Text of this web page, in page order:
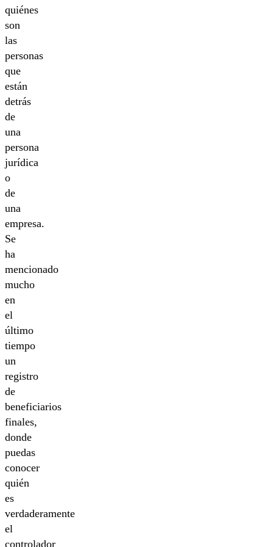
quiénes
son
las
personas
que
están
detrás
de
una
persona
jurídica
o
de
una
empresa.
Se
ha
mencionado
mucho
en
el
último
tiempo
un
registro
de
beneficiarios
finales,
donde
puedas
conocer
quién
es
verdaderamente
el
controlador